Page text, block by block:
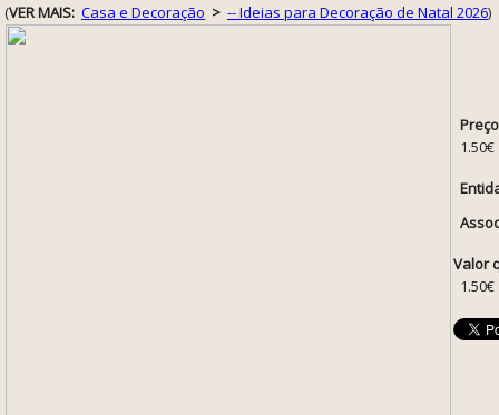
(VER MAIS: Casa e Decoração > -- Ideias para Decoração de Natal 2026)
1.50€
Valor
1.50€